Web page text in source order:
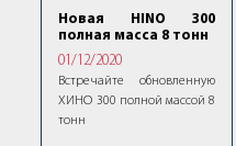
Новая HINO 300
полная масса 8 тонн
01/12/2020
Встречайте обновленную
ХИНО 300 полной массой 8
тонн